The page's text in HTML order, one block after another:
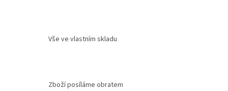
Vše ve vlastním skladu
Zboží posíláme obratem